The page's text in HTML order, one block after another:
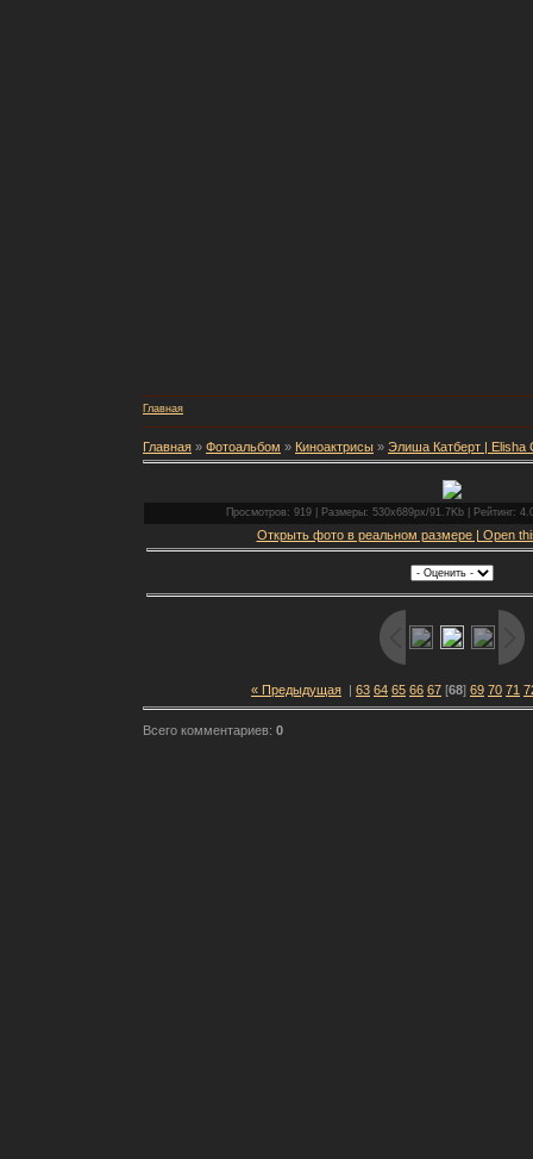
Главная
Главная » Фотоальбом » Киноактрисы » Элиша Катберт | Elisha
Просмотров: 919 | Размеры: 530x689px/91.7Kb | Рейтинг:
Открыть фото в реальном размере | Open
« Предыдущая | 63 64 65 66 67 [68] 69 70 71
Всего комментариев: 0